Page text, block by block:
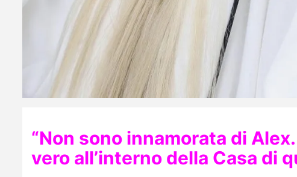
“Non sono innamorata di
vero all’interno della Casa di